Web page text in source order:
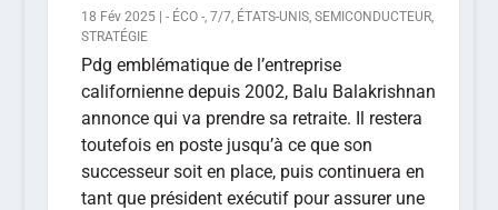
18 Fév 2025| - ÉCO -, 7/7, ÉTATS-UNIS, SEMICONDUCTEUR,
STRATÉGIE
Pdg emblématique de l’entreprise
californienne depuis 2002, Balu Balakrishnan
annonce qui va prendre sa retraite. Il restera
toutefois en poste jusqu’à ce que son
successeur soit en place, puis continuera en
tant que président exécutif pour assurer une